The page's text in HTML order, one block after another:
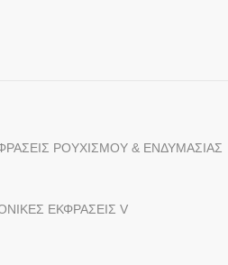
ΡΟΥΧΙΣΜΟΥ & ΕΝΔΥΜΑΣΙΑΣ
ΕΚΦΡΑΣΕΙΣ V